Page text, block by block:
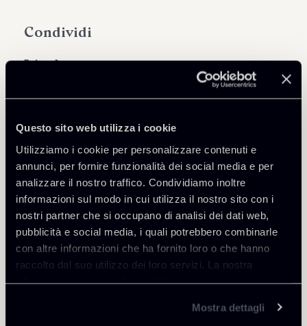
Questo sito web utilizza i cookie
Utilizziamo i cookie per personalizzare contenuti e
annunci, per fornire funzionalità dei social media e per
analizzare il nostro traffico. Condividiamo inoltre
informazioni sul modo in cui utilizza il nostro sito con i
nostri partner che si occupano di analisi dei dati web,
pubblicità e social media, i quali potrebbero combinarle
con altre informazioni che ha fornito loro o che hanno
raccolto dal suo utilizzo dei loro servizi. La nostra
informativa privacy è disponibilequi.
Mostra dettagli
Condividi
Torna agli Insights